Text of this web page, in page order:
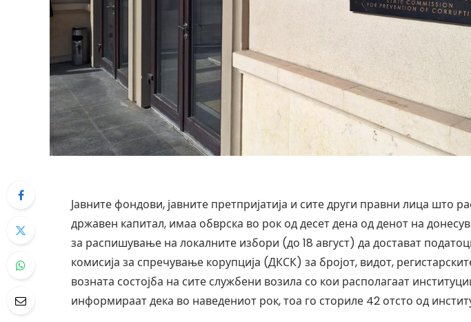
Јавните фондови, јавните претпријатија и сите други правни лица што
државен капитал, имаа обврска во рок од десет дена од денот на
за распишување на локалните избори (до 18 август) да достават
комисија за спречување корупција (ДКСК) за бројот, видот,
возната состојба на сите службени возила со кои располагаат
информираат дека во наведениот рок, тоа го сториле 42 отсто од